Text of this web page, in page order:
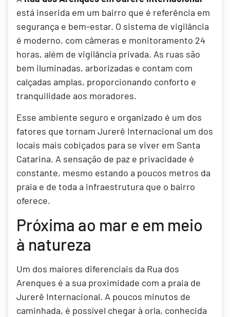
está inserida em um bairro que é referência em
segurança e bem-estar. O sistema de vigilância
é moderno, com câmeras e monitoramento 24
horas, além de vigilância privada. As ruas são
bem iluminadas, arborizadas e contam com
calçadas amplas, proporcionando conforto e
tranquilidade aos moradores.
Esse ambiente seguro e organizado é um dos
fatores que tornam Jurerê Internacional um dos
locais mais cobiçados para se viver em Santa
Catarina. A sensação de paz e privacidade é
constante, mesmo estando a poucos metros da
praia e de toda a infraestrutura que o bairro
oferece.
Próxima ao mar e em meio
à natureza
Um dos maiores diferenciais da Rua dos
Arenques é a sua proximidade com a praia de
Jurerê Internacional. A poucos minutos de
caminhada, é possível chegar à orla, conhecida